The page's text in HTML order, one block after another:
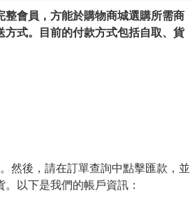
會員，方能於購物商城選購所需商
式。目前的付款方式包括自取、貨
然後，請在訂單查詢中點擊匯款，並
以下是我們的帳戶資訊：